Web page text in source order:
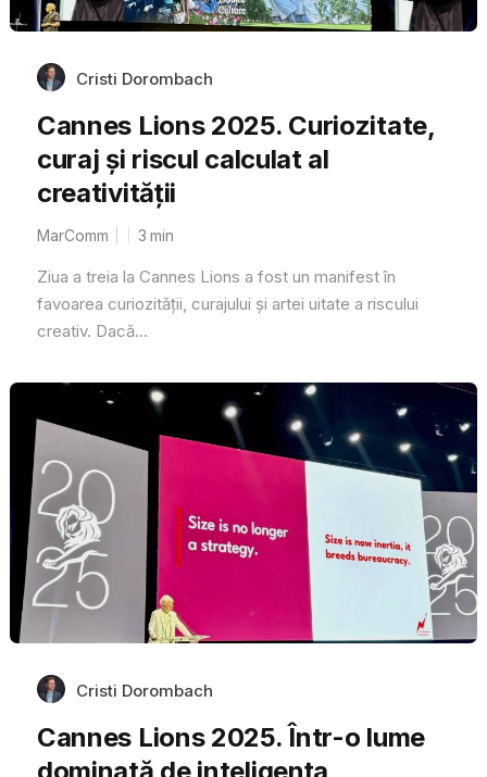
Cristi Dorombach
Cannes Lions 2025. Curiozitate,
curaj și riscul calculat al
creativității
MarComm 3 min
Ziua a treia la Cannes Lions a fost un manifest în
favoarea curiozității, curajului și artei uitate a riscului
creativ. Dacă...
Cristi Dorombach
Cannes Lions 2025. Într-o lume